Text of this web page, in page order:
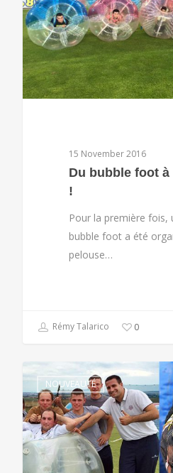
15 November 2016
Du bubble foot à
!
Pour la première fois,
bubble foot a été
pelouse…
Rémy Talarico 0
NOUVEAUTÉ